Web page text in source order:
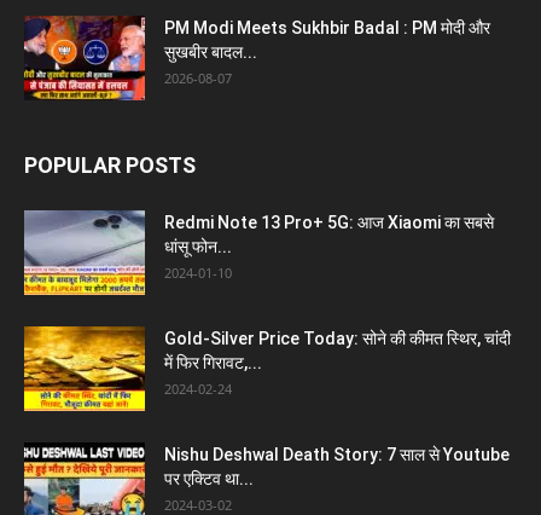
PM Modi Meets Sukhbir Badal : PM मोदी और
सुखबीर बादल...
2026-08-07
POPULAR POSTS
Redmi Note 13 Pro+ 5G: आज Xiaomi का सबसे
धांसू फोन...
2024-01-10
Gold-Silver Price Today: सोने की कीमत स्थिर, चांदी
में फिर गिरावट,...
2024-02-24
Nishu Deshwal Death Story: 7 साल से Youtube
पर एक्टिव था...
2024-03-02